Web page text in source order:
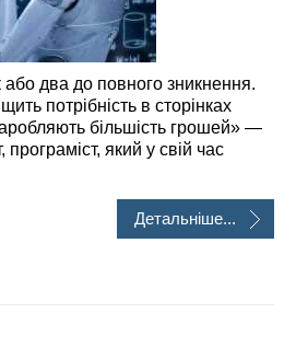
два до повного зникнення.
потрібність в сторінках
більшість грошей» —
програміст, який у свій час
Детальніше...